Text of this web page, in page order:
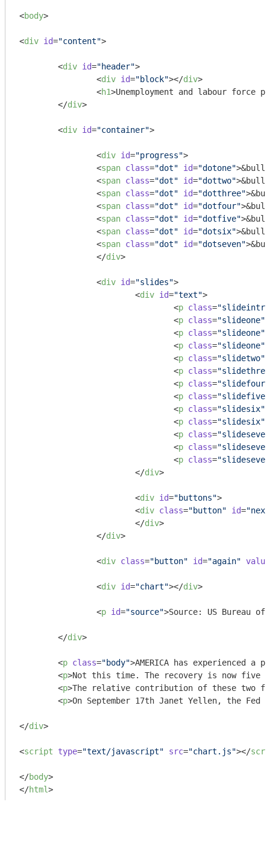
<body>
<div id="content">
<div id="header">
<div id="block"></div>
<h1>Unemployment and labour force
</div>
<div id="container">
<div id="progress">
<span class="dot" id="dotone">&bull;
<span class="dot" id="dottwo">&bull;
<span class="dot" id="dotthree">
<span class="dot" id="dotfour">
<span class="dot" id="dotfive">
<span class="dot" id="dotsix">&bull;
<span class="dot" id="dotseven">
</div>
<div id="slides">
<div id="text">
<p class=
<p class="slideone"
<p class="slideone"
<p class="slideone"
<p class="slidetwo"
<p class=
<p class="slidefour"
<p class="slidefive"
<p class="slidesix"
<p class="slidesix"
<p class=
<p class=
<p class=
</div>
<div id="buttons">
<div class="button" id=
</div>
</div>
<div class="button" id="again" value
<div id="chart"></div>
<p id="source">Source: US Bureau
</div>
<p class="body">AMERICA has
<p>Not this time. The recovery is now five
<p>The relative contribution of these two
<p>On September 17th Janet Yellen, the
</div>
<script type="text/javascript" src="chart.js"></
</body>
</html>